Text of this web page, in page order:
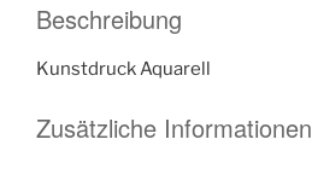
Beschreibung
Kunstdruck Aquarell
Zusätzliche Informationen